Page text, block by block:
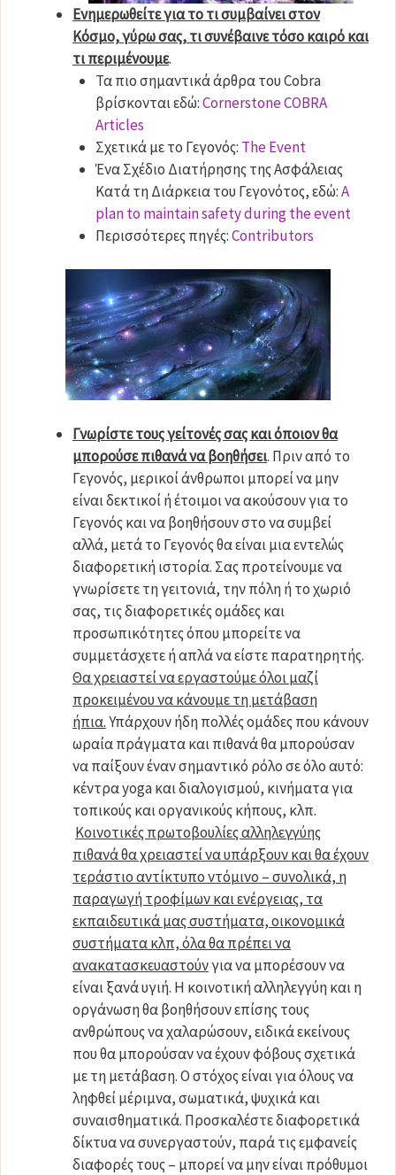
Ενημερωθείτε για το τι συμβαίνει στον
Κόσμο, γύρω σας, τι συνέβαινε τόσο καιρό και
τι περιμένουμε.
Τα πιο σημαντικά άρθρα του Cobra
βρίσκονται εδώ:Cornerstone COBRA
Articles
Σχετικά με το Γεγονός: The Event
Ένα Σχέδιο Διατήρησης της Ασφάλειας
Κατά τη Διάρκεια του Γεγονότος, εδώ:A
plan to maintain safety during the event
Περισσότερες πηγές:Contributors
Γνωρίστε τους γείτονές σας και όποιον θα
μπορούσε πιθανά να βοηθήσει. Πριν από το
Γεγονός, μερικοί άνθρωποι μπορεί να μην
είναι δεκτικοί ή έτοιμοι να ακούσουν για το
Γεγονός και να βοηθήσουν στο να συμβεί
αλλά, μετά το Γεγονός θα είναι μια εντελώς
διαφορετική ιστορία. Σας προτείνουμε να
γνωρίσετε τη γειτονιά, την πόλη ή το χωριό
σας, τις διαφορετικές ομάδες και
προσωπικότητες όπου μπορείτε να
συμμετάσχετε ή απλά να είστε παρατηρητής.
Θα χρειαστεί να εργαστούμε όλοι μαζί
προκειμένου να κάνουμε τη μετάβαση
ήπια.Υπάρχουν ήδη πολλές ομάδες που κάνουν
ωραία πράγματα και πιθανά θα μπορούσαν
να παίξουν έναν σημαντικό ρόλο σε όλο αυτό:
κέντρα yoga και διαλογισμού, κινήματα για
τοπικούς και οργανικούς κήπους, κλπ.
Κοινοτικές πρωτοβουλίες αλληλεγγύης
πιθανά θα χρειαστεί να υπάρξουν και θα έχουν
τεράστιο αντίκτυπο ντόμινο – συνολικά, η
παραγωγή τροφίμων και ενέργειας, τα
εκπαιδευτικά μας συστήματα, οικονομικά
συστήματα κλπ, όλα θα πρέπει να
ανακατασκευαστούνγια να μπορέσουν να
είναι ξανά υγιή. Η κοινοτική αλληλεγγύη και η
οργάνωση θα βοηθήσουν επίσης τους
ανθρώπους να χαλαρώσουν, ειδικά εκείνους
που θα μπορούσαν να έχουν φόβους σχετικά
με τη μετάβαση. Ο στόχος είναι για όλους να
ληφθεί μέριμνα, σωματικά, ψυχικά και
συναισθηματικά. Προσκαλέστε διαφορετικά
δίκτυα να συνεργαστούν, παρά τις εμφανείς
διαφορές τους – μπορεί να μην είναι πρόθυμοι